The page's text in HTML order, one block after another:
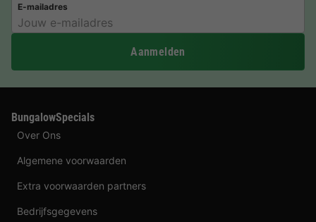
E-mailadres
Aanmelden
BungalowSpecials
Over Ons
Algemene voorwaarden
Extra voorwaarden partners
Bedrijfsgegevens